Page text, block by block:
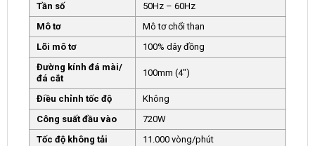
Tần số
50Hz – 60Hz
Mô tơ
Mô tơ chổi than
Lõi mô tơ
100% dây đồng
Đường kính đá mài/
đá cắt
100mm (4″)
Điều chỉnh tốc độ
Không
Công suất đầu vào
720W
Tốc độ không tải
11.000 vòng/phút